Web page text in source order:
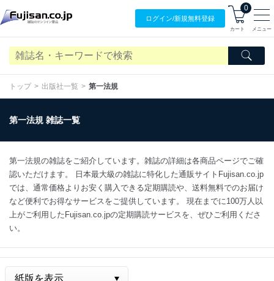
ログイン/新規無料登録
0
カート メニュー
トップ 出版社一覧 第一法規
第一法規 雑誌一覧
第一法規の雑誌をご紹介しています。雑誌の詳細は各商品ページでご確
認いただけます。 日本最大級の雑誌に特化した通販サイトFujisan.co.jp
では、通常価格よりお安く購入できる定期購読や、送料無料でのお届け
など便利でお得なサービスをご提供しています。 現在までに100万人以
上がご利用したFujisan.co.jpの定期購読サービスを、ぜひご利用くださ
い。